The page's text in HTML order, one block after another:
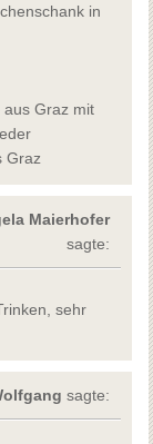
in
aus Graz mit
Graz
Maierhofer
sagte:
sehr
sagte: